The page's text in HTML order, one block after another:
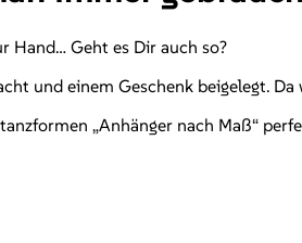
Hand… Geht es Dir auch so?
und einem Geschenk beigelegt.
„Anhänger nach Maß“